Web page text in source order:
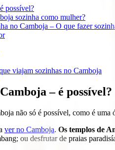
possível?
sozinha como mulher?
no Camboja – O que fazer
viajam sozinhas no Camboja
– é possível?
não só é possível, como é uma
ver no Camboja. Os templos de
ou desfrutar de praias